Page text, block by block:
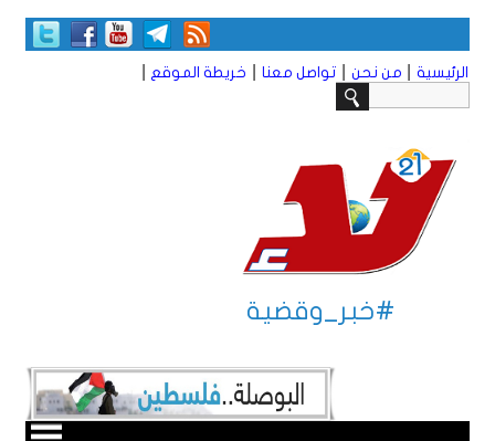
الرئيسية من نحن تواصل معنا خريطة الموقع
#خبر_وقضية